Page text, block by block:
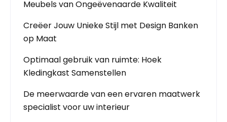
Meubels van Ongeëvenaarde Kwaliteit
Creëer Jouw Unieke Stijl met Design Banken
op Maat
Optimaal gebruik van ruimte: Hoek
Kledingkast Samenstellen
De meerwaarde van een ervaren maatwerk
specialist voor uw interieur